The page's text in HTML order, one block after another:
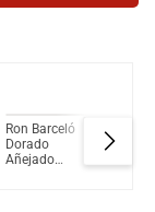
Ron Barceló
Dorado
Añejado
Estate